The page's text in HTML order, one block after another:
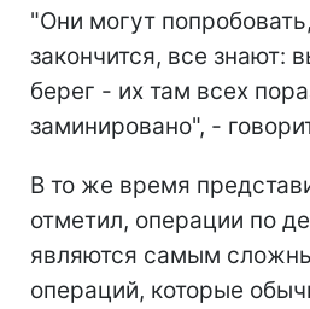
"Они могут
закончится, все знают:
берег - их там всех
заминировано", -
В то же время
отметил, операции по
являются самым
операций, которые